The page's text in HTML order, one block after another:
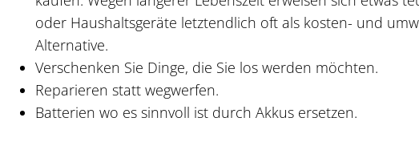
oder Haushaltsgeräte letztendlich oft als kosten- und
Alternative.
Verschenken Sie Dinge, die Sie los werden möchten.
Reparieren statt wegwerfen.
Batterien wo es sinnvoll ist durch Akkus ersetzen.